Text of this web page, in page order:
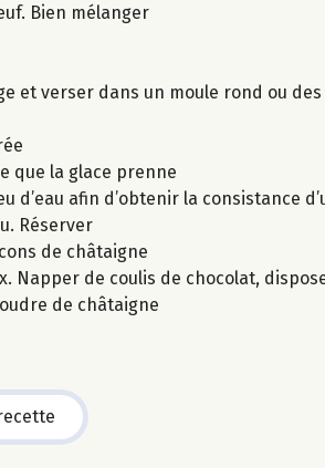
Bien mélanger
et verser dans un moule rond ou
que la glace prenne
d’eau afin d’obtenir la consistance
Réserver
de châtaigne
Napper de coulis de chocolat,
de châtaigne